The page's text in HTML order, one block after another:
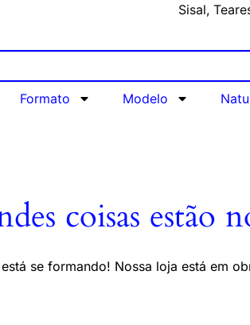
Sisal,
Formato Modelo
coisas estão
se formando! Nossa loja está em